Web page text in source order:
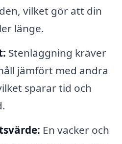
vilket gör att din
länge.
Stenläggning kräver
jämfört med andra
sparar tid och
En vacker och